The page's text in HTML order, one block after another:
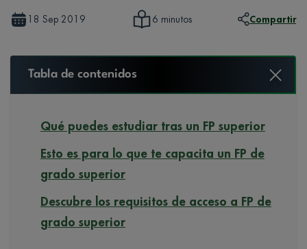
18 Sep 2019 6 minutos Compartir
Tabla de contenidos
Qué puedes estudiar tras un FP superior
Esto es para lo que te capacita un FP de
grado superior
Descubre los requisitos de acceso a FP de
grado superior